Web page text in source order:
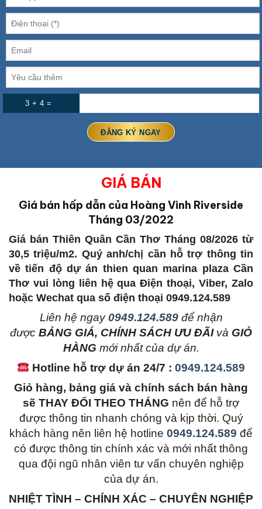
3 + 4 =
GIÁ BÁN
Giá bán hấp dẫn của Hoàng Vinh Riverside
Tháng 03/2022
Giá bán Thiên Quân Cần Thơ Tháng 08/2026 từ
30,5 triệu/m2. Quý anh/chị cần hỗ trợ thông tin
về tiến độ dự án thien quan marina plaza Cần
Thơ vui lòng liên hệ qua Điện thoại, Viber, Zalo
hoặc Wechat qua số điện thoại 0949.124.589
Liên hệ ngay 0949.124.589để nhận
được BẢNG GIÁ, CHÍNH SÁCH ƯU ĐÃIvà GIỎ
HÀNG mới nhất của dự án.
Hotline hỗ trợ dự án 24/7 :0949.124.589
Giỏ hàng, bảng giá và chính sách bán hàng
sẽ THAY ĐỔI THEO THÁNG nên để hỗ trợ
được thông tin nhanh chóng và kịp thời. Quý
khách hàng nên liên hệ hotline 0949.124.589 để
có được thông tin chính xác và mới nhất thông
qua đội ngũ nhân viên tư vấn chuyên nghiệp
của dự án.
NHIỆT TÌNH – CHÍNH XÁC – CHUYÊN NGHIỆP